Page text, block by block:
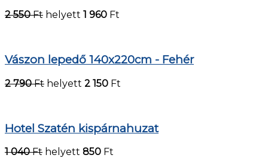
2 550 Ft helyett 1 960 Ft
Vászon lepedő 140x220cm - Fehér
2 790 Ft helyett 2 150 Ft
Hotel Szatén kispárnahuzat
1 040 Ft helyett 850 Ft